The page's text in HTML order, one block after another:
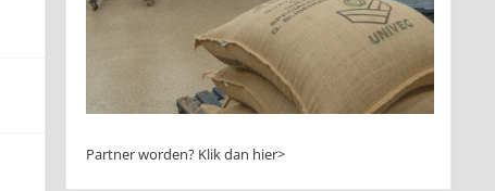
Partner worden? Klik dan hier>